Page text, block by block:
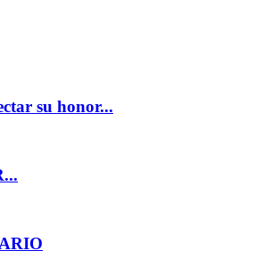
su honor...